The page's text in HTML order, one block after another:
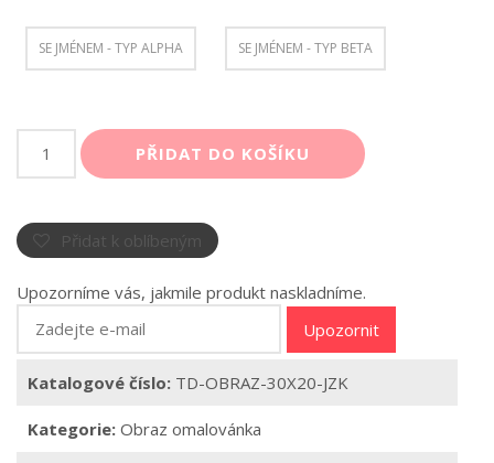
SE JMÉNEM - TYP ALPHA SE JMÉNEM - TYP BETA
omalovánka
PŘIDAT DO KOŠÍKU
Přidat k oblíbeným
Upozorníme vás, jakmile produkt naskladníme.
Upozornit
Katalogové číslo: TD-OBRAZ-30X20-JZK
Kategorie: Obraz omalovánka